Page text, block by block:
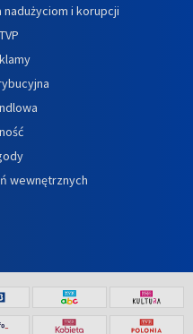
i korupcji
wewnętrznych